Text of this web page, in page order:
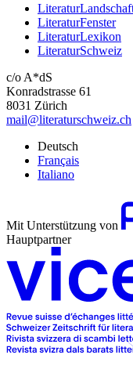
LiteraturFenster
LiteraturLexikon
LiteraturSchweiz
c/o A*dS
Konradstrasse 61
8031 Zürich
mail@literaturschweiz.ch
Deutsch
Français
Italiano
Mit Unterstützung von
Hauptpartner